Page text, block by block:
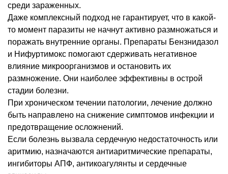
среди зараженных.
Даже комплексный подход не гарантирует, что в какой-
то момент паразиты не начнут активно размножаться и
поражать внутренние органы. Препараты Бензнидазол
и Нифуртимокс помогают сдерживать негативное
влияние микроорганизмов и остановить их
размножение. Они наиболее эффективны в острой
стадии болезни.
При хроническом течении патологии, лечение должно
быть направлено на снижение симптомов инфекции и
предотвращение осложнений.
Если болезнь вызвала сердечную недостаточность или
аритмию, назначаются антиаритмические препараты,
ингибиторы АПФ, антикоагулянты и сердечные